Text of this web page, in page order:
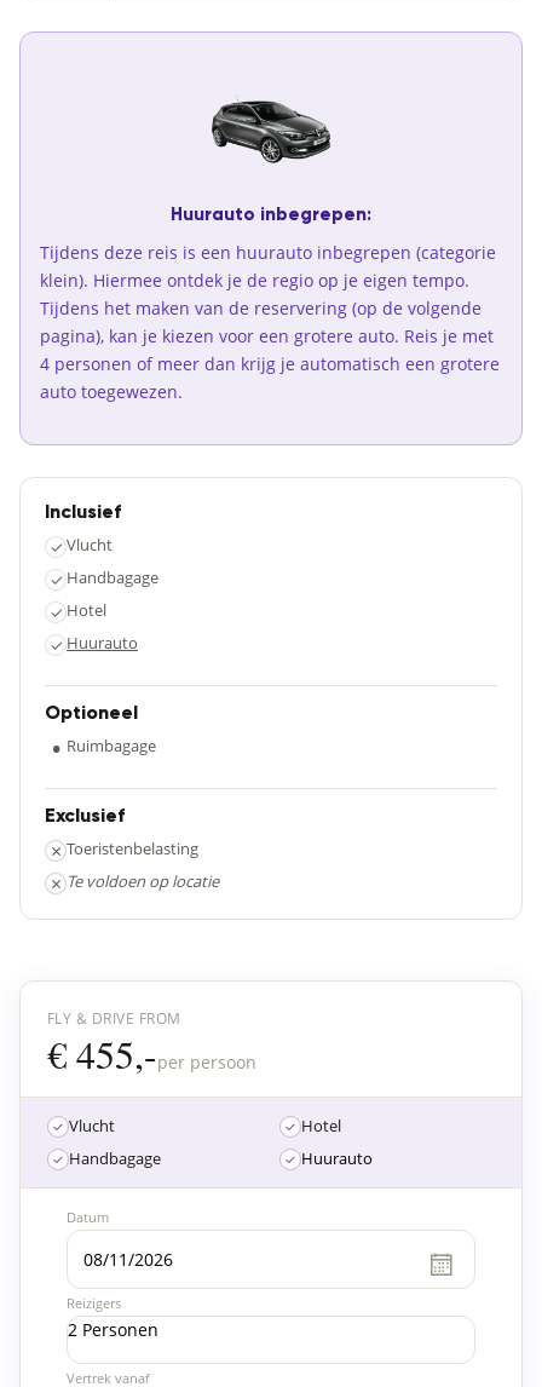
Huurauto inbegrepen:
Tijdens deze reis is een huurauto inbegrepen (categorie
klein). Hiermee ontdek je de regio op je eigen tempo.
Tijdens het maken van de reservering (op de volgende
pagina), kan je kiezen voor een grotere auto. Reis je met
4 personen of meer dan krijg je automatisch een grotere
auto toegewezen.
Inclusief
✓Vlucht
✓ Handbagage
✓ Hotel
✓ Huurauto
Optioneel
• Ruimbagage
Exclusief
× Toeristenbelasting
× Te voldoen op locatie
FLY & DRIVE FROM
€ 455,-per persoon
Vlucht
Handbagage
Hotel
Huurauto
Reizigers
2 Personen
Vertrek vanaf
Datum